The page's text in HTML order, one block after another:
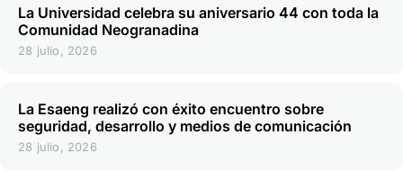
La Universidad celebra su aniversario 44 con toda la
Comunidad Neogranadina
28 julio, 2026
La Esaeng realizó con éxito encuentro sobre
seguridad, desarrollo y medios de comunicación
28 julio, 2026